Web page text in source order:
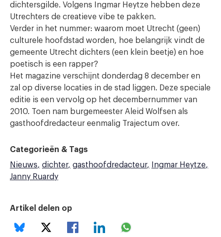
dichtersgilde. Volgens Ingmar Heytze hebben deze
Utrechters de creatieve vibe te pakken.
Verder in het nummer: waarom moet Utrecht (geen)
culturele hoofdstad worden, hoe belangrijk vindt de
gemeente Utrecht dichters (een klein beetje) en hoe
poetisch is een rapper?
Het magazine verschijnt donderdag 8 december en
zal op diverse locaties in de stad liggen. Deze speciale
editie is een vervolg op het decembernummer van
2010. Toen nam burgemeester Aleid Wolfsen als
gasthoofdredacteur eenmalig Trajectum over.
Categorieën & Tags
Nieuws
dichter gasthoofdredacteur
Ingmar Heytze
Janny Ruardy
Artikel delen op